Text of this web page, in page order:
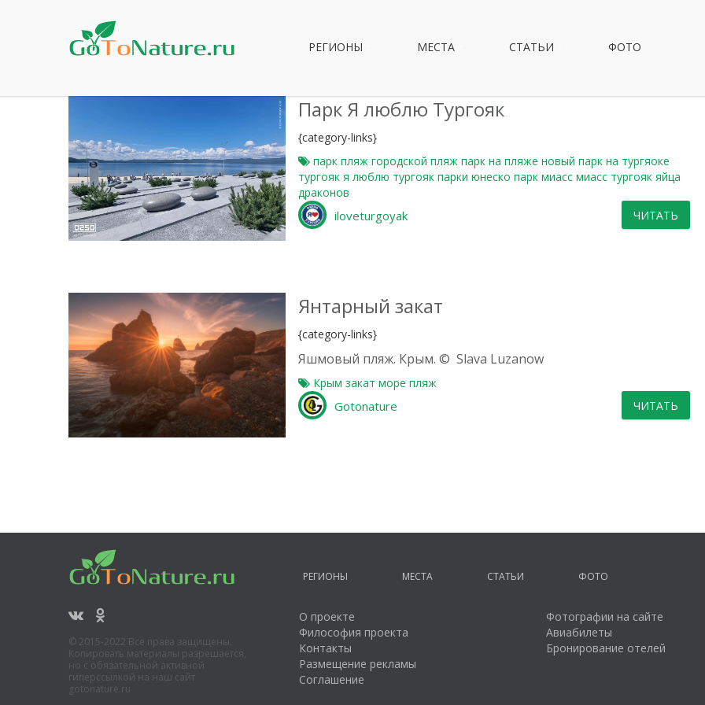
РЕГИОНЫ МЕСТА СТАТЬИ ФОТО
0
Парк Я люблю Тургояк
{category-links}
парк пляж городской пляж парк на пляже новый парк на тургяоке
тургояк я люблю тургояк парки юнеско парк миасс миасс тургояк яйца
драконов
iloveturgoyak ЧИТАТЬ
1
Янтарный закат
{category-links}
Яшмовый пляж. Крым. © Slava Luzanow
Крым закат море пляж
Gotonature ЧИТАТЬ
© 2015-2022 Все права защищены.
Копировать материалы разрешается,
но с обязательной активной
гиперссылкой на наш сайт
gotonature.ru
РЕГИОНЫ МЕСТА СТАТЬИ ФОТО
О проекте
Философия проекта
Контакты
Размещение рекламы
Соглашение
Фотографии на сайте
Авиабилеты
Бронирование отелей